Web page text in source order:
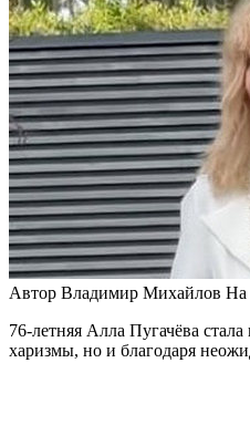
Автор Владимир Михайлов На
76-летняя Алла Пугачёва
харизмы, но и благодаря